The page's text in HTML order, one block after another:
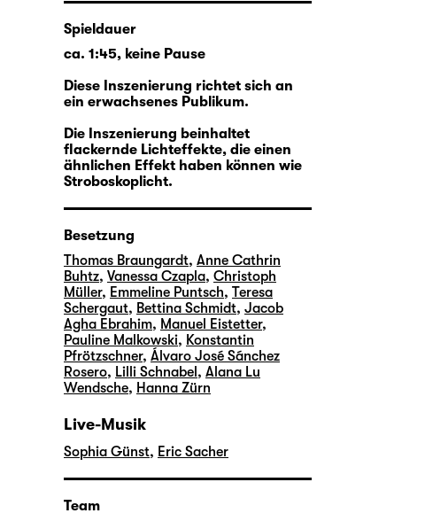
Spieldauer
ca. 1:45, keine Pause
Diese Inszenierung richtet sich an
ein erwachsenes Publikum.
Die Inszenierung beinhaltet
flackernde Lichteffekte, die einen
ähnlichen Effekt haben können wie
Stroboskoplicht.
Besetzung
Thomas Braungardt, Anne Cathrin
Buhtz, Vanessa Czapla, Christoph
Müller, Emmeline Puntsch, Teresa
Schergaut, Bettina Schmidt, Jacob
Agha Ebrahim, Manuel Eistetter,
Pauline Malkowski, Konstantin
Pfrötzschner, Álvaro José Sánchez
Rosero, Lilli Schnabel , Alana Lu
Wendsche, Hanna Zürn
Live-Musik
Sophia Günst, Eric Sacher
Team